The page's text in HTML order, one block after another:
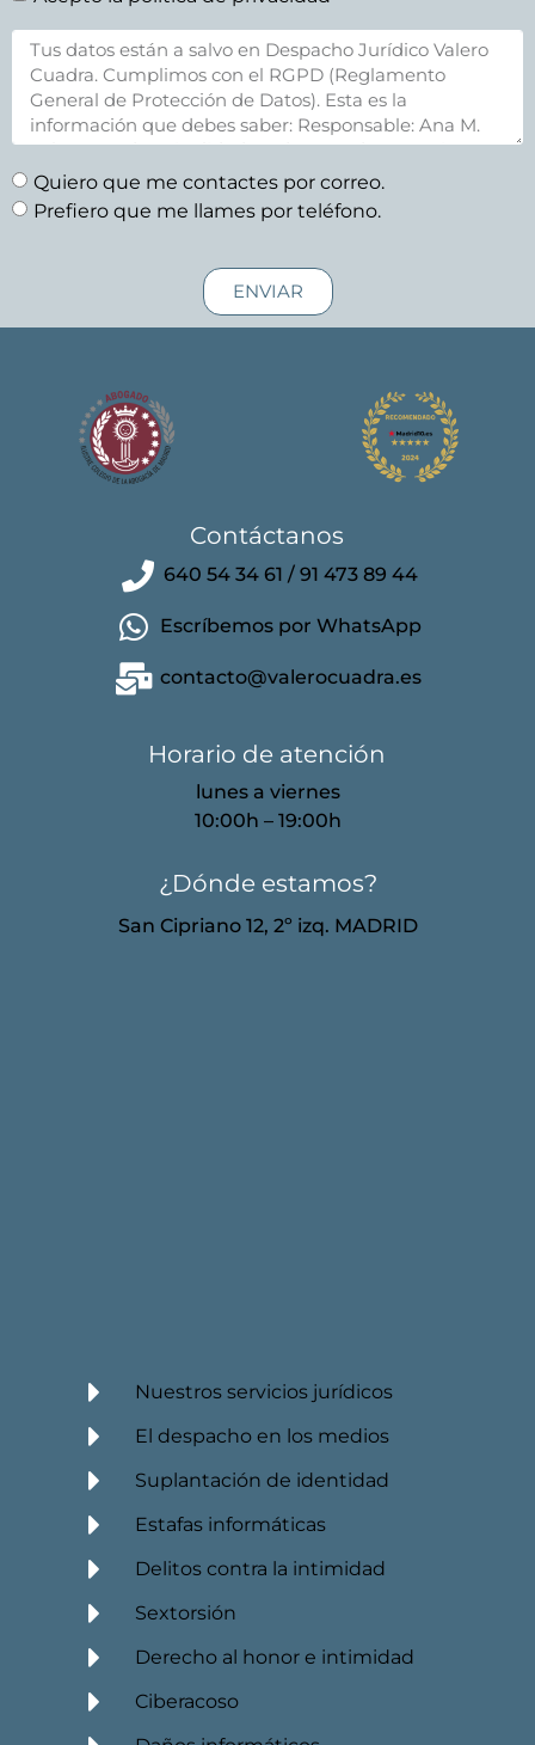
Quiero que me contactes por correo.
Prefiero que me llames por teléfono.
ENVIAR
Contáctanos
640 54 34 61 / 91 473 89 44
Escríbemos por WhatsApp
contacto@valerocuadra.es
Horario de atención
lunes a viernes
10:00h – 19:00h
¿Dónde estamos?
San Cipriano 12, 2º izq. MADRID
Nuestros servicios jurídicos
El despacho en los medios
Suplantación de identidad
Estafas informáticas
Delitos contra la intimidad
Sextorsión
Derecho al honor e intimidad
Ciberacoso